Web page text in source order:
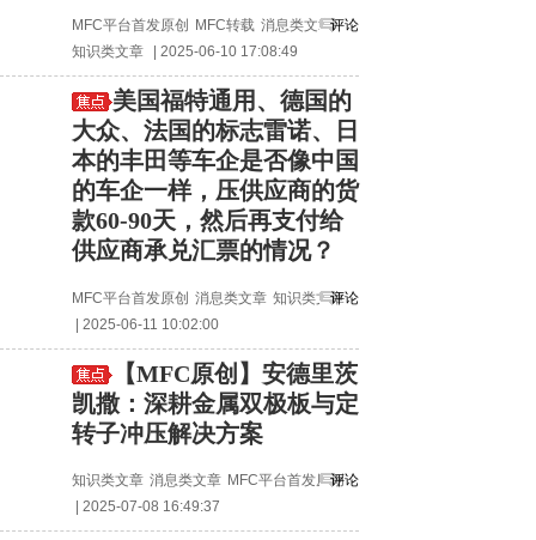
MFC平台首发原创 MFC转载 消息类文章
知识类文章
| 2025-06-10 17:08:49
评论
美国福特通用、德国的
大众、法国的标志雷诺、日
本的丰田等车企是否像中国
的车企一样，压供应商的货
款60-90天，然后再支付给
供应商承兑汇票的情况？
MFC平台首发原创 消息类文章 知识类文章
| 2025-06-11 10:02:00
评论
【MFC原创】安德里茨
凯撒：深耕金属双极板与定
转子冲压解决方案
知识类文章 消息类文章 MFC平台首发原创
| 2025-07-08 16:49:37
评论